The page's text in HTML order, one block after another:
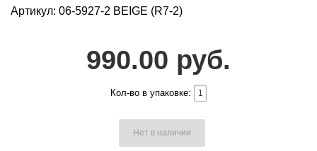
Артикул: 06-5927-2 BEIGE (R7-2)
990.00 руб.
Кол-во в упаковке:
Нет в наличии